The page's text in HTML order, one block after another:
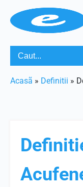
Acasã » Definitii »